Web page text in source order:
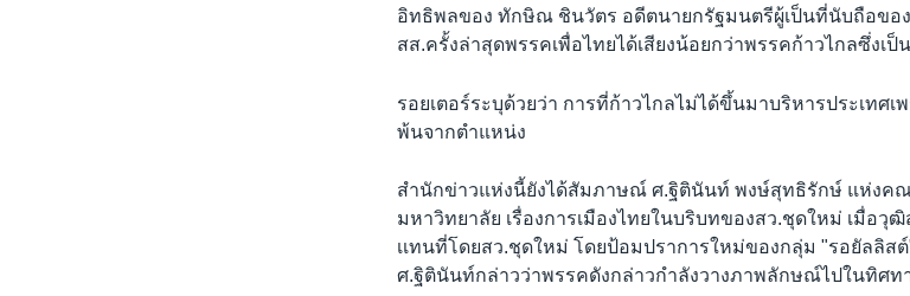
อิทธิพลของ ทักษิณ ชินวัตร อดีตนายกรัฐมนตรีผู้เป็นที่นับถือขอ
สส.ครั้งล่าสุดพรรคเพื่อไทยได้เสียงน้อยกว่าพรรคก้าวไกลซึ่งเ
รอยเตอร์ระบุด้วยว่า การที่ก้าวไกลไม่ได้ขึ้นมาบริหารประเทศ
พ้นจากตำแหน่ง
สำนักข่าวแห่งนี้ยังได้สัมภาษณ์ ศ.ฐิตินันท์ พงษ์สุทธิรักษ์ แห่งค
มหาวิทยาลัย เรื่องการเมืองไทยในบริบทของสว.ชุดใหม่ เมื่อวุ
เเทนที่โดยสว.ชุดใหม่ โดยป้อมปราการใหม่ของกลุ่ม "รอยัลลิส
ศ.ฐิตินันท์กล่าวว่าพรรคดังกล่าวกำลังวางภาพลักษณ์ไปในทิศท